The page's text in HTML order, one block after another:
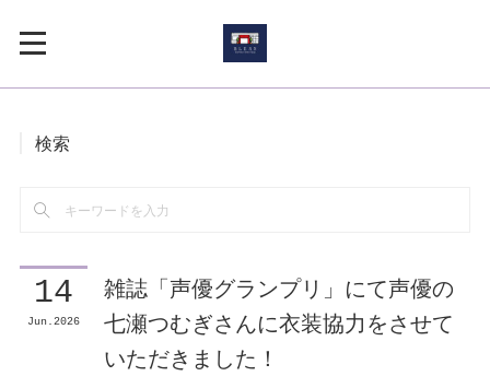
検索
14
Jun 2026
雑誌「声優グランプリ」にて声優の
七瀬つむぎさんに衣装協力をさせて
いただきました！